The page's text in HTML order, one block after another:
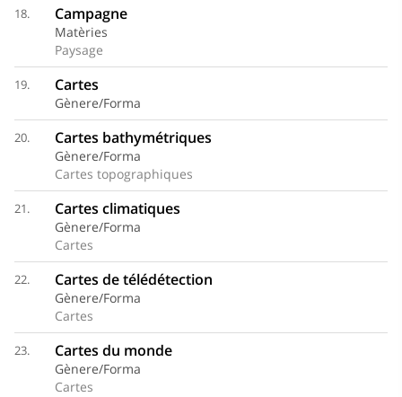
18. Campagne
Matèries
Paysage
19. Cartes
Gènere/Forma
20. Cartes bathymétriques
Gènere/Forma
Cartes topographiques
21. Cartes climatiques
Gènere/Forma
Cartes
22. Cartes de télédétection
Gènere/Forma
Cartes
23. Cartes du monde
Gènere/Forma
Cartes